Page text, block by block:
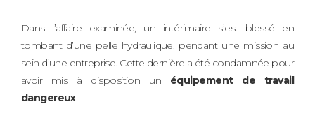
Dans l’affaire examinée, un intérimaire s’est blessé en
tombant d’une pelle hydraulique, pendant une mission au
sein d’une entreprise. Cette dernière a été condamnée pour
avoir mis à disposition un équipement de travail
dangereux.